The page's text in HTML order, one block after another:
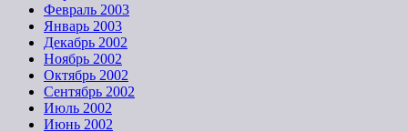
Февраль 2003
Январь 2003
Декабрь 2002
Ноябрь 2002
Октябрь 2002
Сентябрь 2002
Июль 2002
Июнь 2002